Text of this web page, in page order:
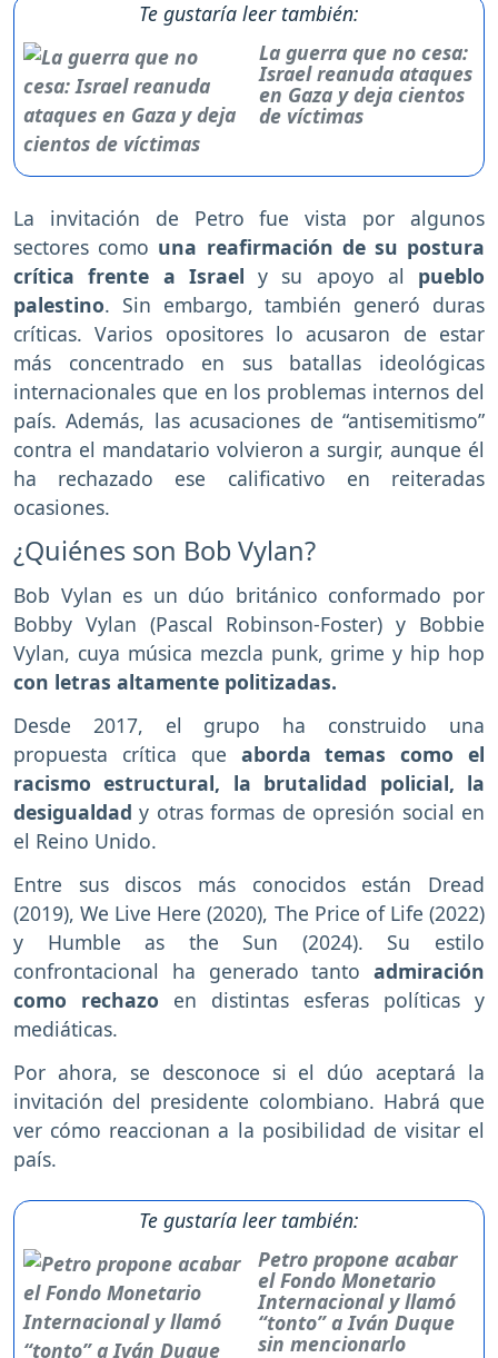
Te gustaría leer también:
La guerra que no cesa:
Israel reanuda ataques
en Gaza y deja cientos
de víctimas
La invitación de Petro fue vista por algunos
sectores como una reafirmación de su postura
crítica frente a Israel y su apoyo al pueblo
palestino. Sin embargo, también generó duras
críticas. Varios opositores lo acusaron de estar
más concentrado en sus batallas ideológicas
internacionales que en los problemas internos del
país. Además, las acusaciones de “antisemitismo”
contra el mandatario volvieron a surgir, aunque él
ha rechazado ese calificativo en reiteradas
ocasiones.
¿Quiénes son Bob Vylan?
Bob Vylan es un dúo británico conformado por
Bobby Vylan (Pascal Robinson-Foster) y Bobbie
Vylan, cuya música mezcla punk, grime y hip hop
con letras altamente politizadas.
Desde 2017, el grupo ha construido una
propuesta crítica que aborda temas como el
racismo estructural, la brutalidad policial, la
desigualdad y otras formas de opresión social en
el Reino Unido.
Entre sus discos más conocidos están Dread
(2019), We Live Here (2020), The Price of Life (2022)
y Humble as the Sun (2024). Su estilo
confrontacional ha generado tanto admiración
como rechazo en distintas esferas políticas y
mediáticas.
Por ahora, se desconoce si el dúo aceptará la
invitación del presidente colombiano. Habrá que
ver cómo reaccionan a la posibilidad de visitar el
país.
Te gustaría leer también:
Petro propone acabar
el Fondo Monetario
Internacional y llamó
“tonto” a Iván Duque
sin mencionarlo